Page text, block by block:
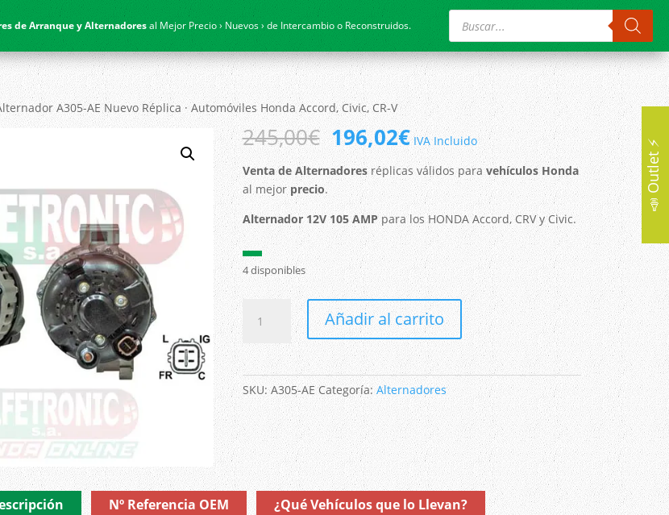
de Arranque y Alternadoresal Mejor Precio › Nuevos › de Intercambio o Reconstruidos.
Búsqueda
productos
A305-AE Nuevo Réplica · Automóviles Honda Accord, Civic, CR-V
245,00€ El
precio
original
era:
245,00€.
196,02€El
precio
actual
es:
196,02€.
IVA Incluido
Venta de Alternadoresréplicas válidos paravehículos Honda
al mejorprecio.
Alternador 12V 105 AMPpara los HONDA Accord, CRV y Civic.
▬
4 disponibles
Alternador
A305-
AE
Nuevo
Réplica
·
Automóviles
Honda
Accord,
Civic,
CR-
Añadir al carrito
SKU:A305-AE Categoría:Alternadores
Nº Referencia OEM ¿Qué Vehículos que lo Llevan?
📣 Outlet ⚡